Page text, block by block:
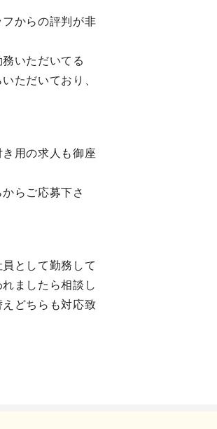
からの評判が非
いただいてる
ただいており、
用の求人も御座
らご応募下さ
として勤務して
ましたら相談し
どちらも対応致